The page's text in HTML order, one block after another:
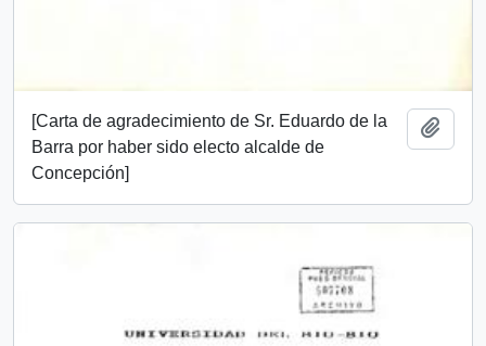
[Carta de agradecimiento de Sr. Eduardo de la
Barra por haber sido electo alcalde de
Concepción]